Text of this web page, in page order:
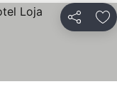
Compartir